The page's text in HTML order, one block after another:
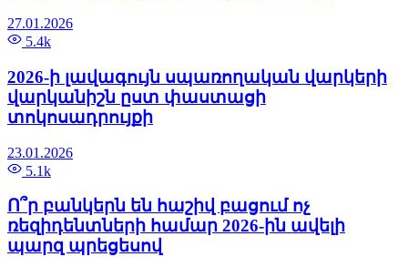
27.01.2026
5.4k
2026-ի լավագույն սպառողական վարկերի
վարկանիշն ըստ փաստացի
տոկոսադրույքի
23.01.2026
5.1k
Ո՞ր բանկերն են հաշիվ բացում ոչ
ռեզիդենտների համար 2026-ին ավելի
պարզ պրեցեսով